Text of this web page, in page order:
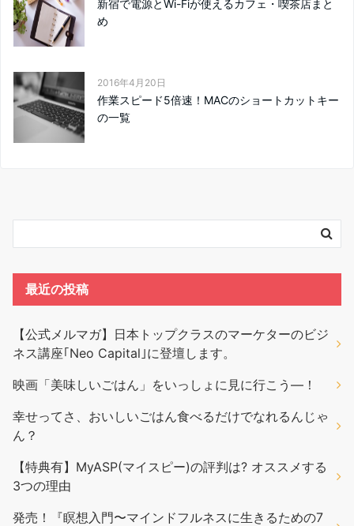
新宿で電源とWi-Fiが使えるカフェ・喫茶店まと
め
2016年4月20日
作業スピード5倍速！MACのショートカットキー
の一覧
最近の投稿
【公式メルマガ】日本トップクラスのマーケターのビジ
ネス講座｢Neo Capital｣に登壇します。
映画「美味しいごはん」をいっしょに見に行こう―！
幸せってさ、おいしいごはん食べるだけでなれるんじゃ
ん？
【特典有】MyASP(マイスピー)の評判は? オススメする
3つの理由
発売！『瞑想入門〜マインドフルネスに生きるための7